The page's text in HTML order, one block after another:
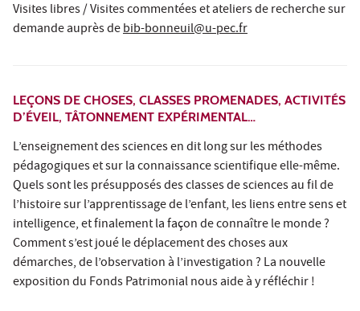
Visites libres / Visites commentées et ateliers de recherche sur
demande auprès debib-bonneuil@u-pec.fr
LEÇONS DE CHOSES, CLASSES PROMENADES, ACTIVITÉS
D’ÉVEIL, TÂTONNEMENT EXPÉRIMENTAL…
L’enseignement des sciences en dit long sur les méthodes
pédagogiques et sur la connaissance scientifique elle-même.
Quels sont les présupposés des classes de sciences au fil de
l’histoire sur l’apprentissage de l’enfant, les liens entre sens et
intelligence, et finalement la façon de connaître le monde ?
Comment s’est joué le déplacement des choses aux
démarches, de l’observation à l’investigation ? La nouvelle
exposition du Fonds Patrimonial nous aide à y réfléchir !